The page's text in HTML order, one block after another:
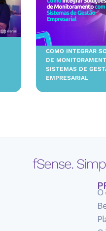
COMO INTEGRAR
DE
SISTEMAS DE
EMPRESARIAL
fSense.
O